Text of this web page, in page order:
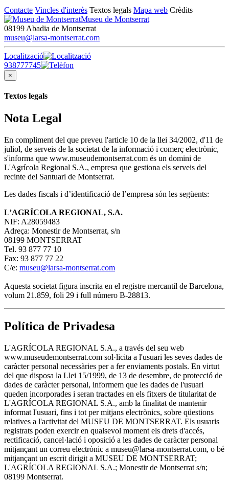
Contacte Vincles d'interès Textos legals Mapa web Crèdits
Museu de Montserrat
08199 Abadia de Montserrat
museu@larsa-montserrat.com
Localització
938777745
×
Textos legals
Nota Legal
En compliment del que preveu l'article 10 de la llei 34/2002, d'11 de
juliol, de serveis de la societat de la informació i comerç electrònic,
s'informa que www.museudemontserrat.com és un domini de
L'Agrícola Regional S.A., empresa que gestiona els serveis del
recinte del Santuari de Montserrat.
Les dades fiscals i d’identificació de l’empresa són les següents:
L’AGRÍCOLA REGIONAL, S.A.
NIF: A28059483
Adreça: Monestir de Montserrat, s/n
08199 MONTSERRAT
Tel. 93 877 77 10
Fax: 93 877 77 22
C/e: museu@larsa-montserrat.com
Aquesta societat figura inscrita en el registre mercantil de Barcelona,
volum 21.859, foli 29 i full número B-28813.
Política de Privadesa
L'AGRÍCOLA REGIONAL S.A., a través del seu web
www.museudemontserrat.com sol·licita a l'usuari les seves dades de
caràcter personal necessàries per a fer enviaments postals. En virtut
del que disposa la Llei 15/1999, de 13 de desembre, de protecció de
dades de caràcter personal, informem que les dades de l'usuari
queden incorporades i seran tractades en els fitxers de titularitat de
L'AGRÍCOLA REGIONAL S.A., amb la finalitat de mantenir
informat l'usuari, fins i tot per mitjans electrònics, sobre qüestions
relatives a l'activitat del MUSEU DE MONTSERRAT. Els usuaris
registrats poden exercir en qualsevol moment els drets d'accés,
rectificació, cancel·lació i oposició a les dades de caràcter personal
mitjançant un correu electrònic a museu@larsa-montserrat.com, o bé
mitjançant un escrit dirigit a MUSEU DE MONTSERRAT;
L'AGRÍCOLA REGIONAL S.A.; Monestir de Montserrat s/n;
08199 Montserrat.